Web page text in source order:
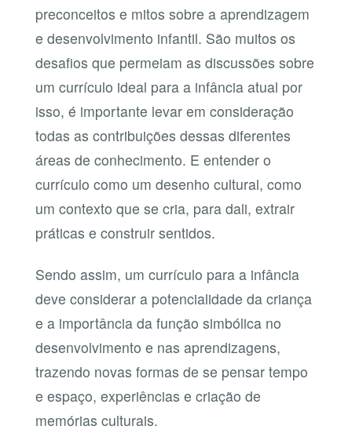
preconceitos e mitos sobre a aprendizagem
e desenvolvimento infantil. São muitos os
desafios que permeiam as discussões sobre
um currículo ideal para a infância atual por
isso, é importante levar em consideração
todas as contribuições dessas diferentes
áreas de conhecimento. E entender o
currículo como um desenho cultural, como
um contexto que se cria, para dali, extrair
práticas e construir sentidos.
Sendo assim, um currículo para a infância
deve considerar a potencialidade da criança
e a importância da função simbólica no
desenvolvimento e nas aprendizagens,
trazendo novas formas de se pensar tempo
e espaço, experiências e criação de
memórias culturais.